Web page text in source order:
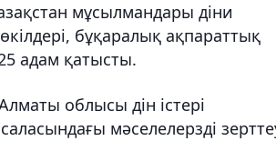
мұсылмандары діни
бұқаралық ақпараттық
адам қатысты.
облысы дін істері
мәселелерзді